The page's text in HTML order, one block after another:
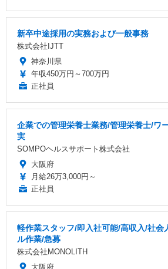
新卒中途採用の実務および一般事務
株式会社IJTT
神奈川県
年収450万円～700万円
正社員
企業での管理栄養士業務/管理栄養士/ワ
実
SOMPOヘルスサポート株式会社
大阪府
月給26万3,000円～
正社員
軽作業スタッフ/即入社可能/高収入/社会
ル作業/急募
株式会社MONOLITH
大阪府